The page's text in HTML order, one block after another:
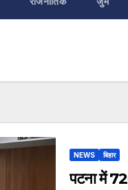
NEWS बिहार
पटना में